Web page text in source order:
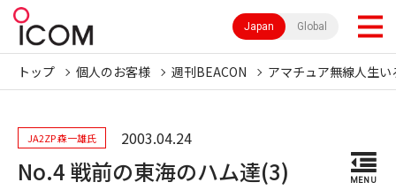
Japan Global
トップ 個人のお客様 週刊BEACON アマチュア無線人生い
JA2ZP 森一雄氏 2003.04.24
No.4 戦前の東海のハム達(3) MENU